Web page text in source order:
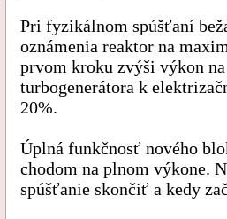
Pri fyzikálnom spúšťaní
oznámenia reaktor na
prvom kroku zvýši výkon
turbogenerátora k
20%.
Úplná funkčnosť nového
chodom na plnom výkone.
spúšťanie skončiť a kedy